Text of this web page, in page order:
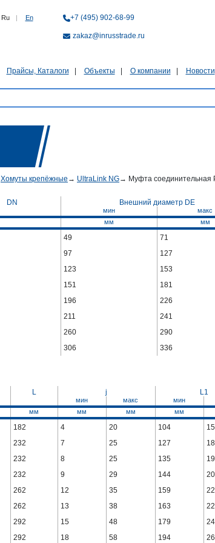
Ru | En +7 (495) 902-68-99
zakaz@inrusstrade.ru
Прайсы, Каталоги Объекты О компании Новости
Хомуты крепёжные → UltraLink NG→ Муфта соединительная
DN Внешний диаметр DE
мин
макс
мм
мм
49 71
97 127
123 153
151 181
196 226
211 241
260 290
306 336
L j L1
мин макс мин
мм
мм мм мм
182 4 20 104
232 7 25 127
232 8 25 135
232 9 29 144
262 12 35 159
262 13 38 163
292 15 48 179
292 18 58 194